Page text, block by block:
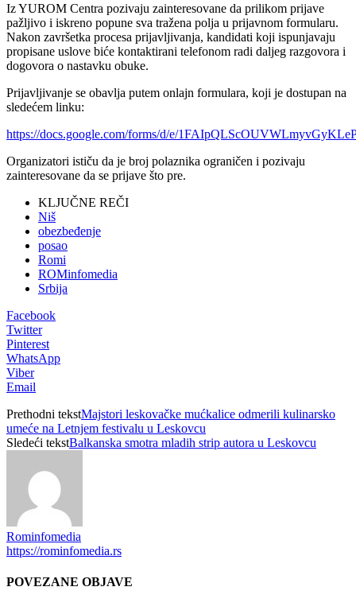
Iz YUROM Centra pozivaju zainteresovane da prilikom prijave
pažljivo i iskreno popune sva tražena polja u prijavnom formularu.
Nakon završetka procesa prijavljivanja, kandidati koji ispunjavaju
propisane uslove biće kontaktirani telefonom radi daljeg razgovora i
dogovora o nastavku obuke.
Prijavljivanje se obavlja putem onlajn formulara, koji je dostupan na
sledećem linku:
https://docs.google.com/forms/d/e/
Organizatori ističu da je broj polaznika ograničen i pozivaju
zainteresovane da se prijave što pre.
KLJUČNE REČI
Niš
obezbeđenje
posao
Romi
ROMinfomedia
Srbija
Facebook
Twitter
Pinterest
WhatsApp
Viber
Email
Prethodni tekstMajstori leskovačke mućkalice odmerili kulinarsko
umeće na Letnjem festivalu u Leskovcu
Sledeći tekstBalkanska smotra mladih strip autora u Leskovcu
Rominfomedia
https://rominfomedia.rs
POVEZANE OBJAVE